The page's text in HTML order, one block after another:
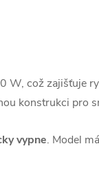
W, což zajišťuje
konstrukci pro
vypne. Model